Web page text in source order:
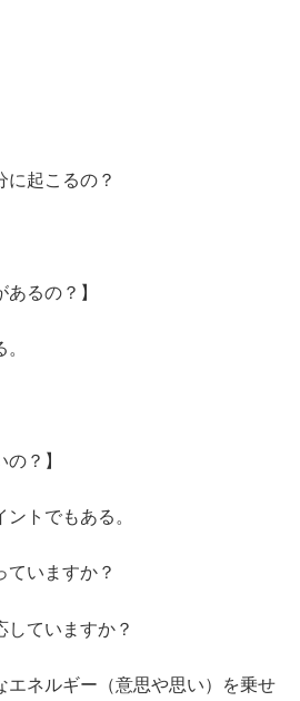
に起こるの？
あるの？】
？】
トでもある。
ていますか？
していますか？
エネルギー（意思や思い）を乗せ